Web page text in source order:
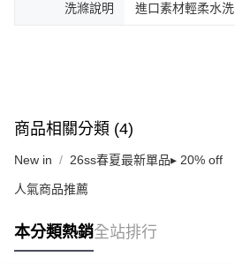
洗滌說明 進口素材輕柔水洗
商品相關分類 (4)
New in 26ss春夏最新單品▸ 20% off
人氣商品推薦
本分類熱銷全站排行